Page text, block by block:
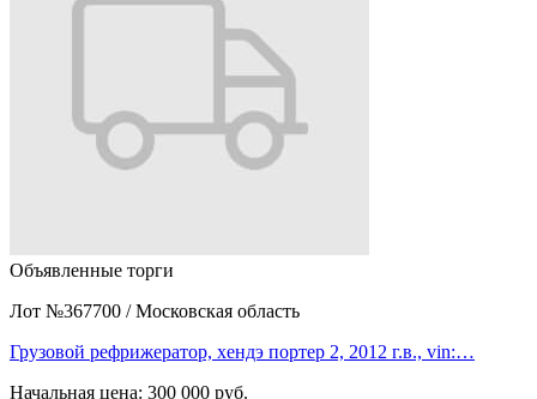
Объявленные торги
Лот №367700 / Московская область
Грузовой рефрижератор, хендэ портер 2, 2012 г.в., vin:…
Начальная цена: 300 000 руб.